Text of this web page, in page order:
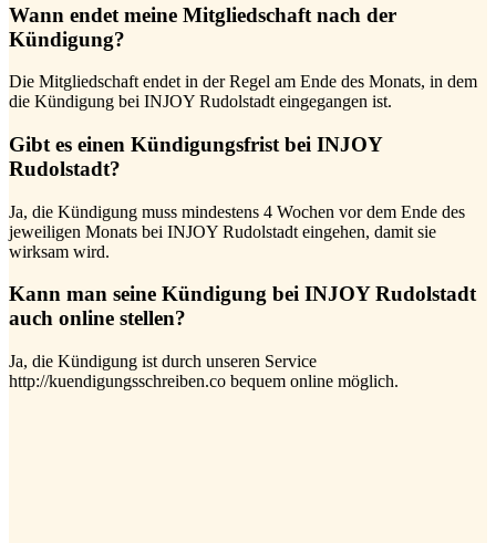
Wann endet meine Mitgliedschaft nach der
Kündigung?
Die Mitgliedschaft endet in der Regel am Ende des Monats, in dem
die Kündigung bei INJOY Rudolstadt eingegangen ist.
Gibt es einen Kündigungsfrist bei INJOY
Rudolstadt?
Ja, die Kündigung muss mindestens 4 Wochen vor dem Ende des
jeweiligen Monats bei INJOY Rudolstadt eingehen, damit sie
wirksam wird.
Kann man seine Kündigung bei INJOY Rudolstadt
auch online stellen?
Ja, die Kündigung ist durch unseren Service
http://kuendigungsschreiben.co bequem online möglich.